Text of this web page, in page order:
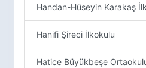
Handan-Hüseyin Karakaş
Hanifi Şireci İlkokulu
Hatice Büyükbeşe